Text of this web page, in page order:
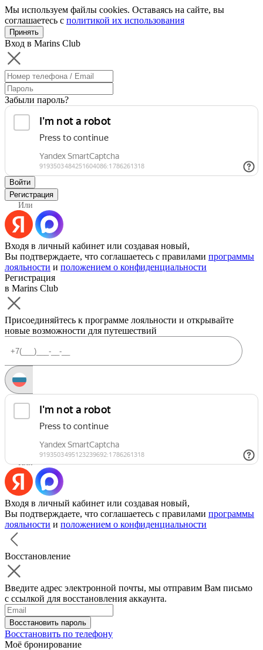
Мы используем файлы cookies. Оставаясь на сайте, вы
соглашаетесь с политикой их использования
Принять
Вход в Marins Club
Забыли пароль?
Войти
Регистрация
Или
Входя в личный кабинет или создавая новый,
Вы подтверждаете, что соглашаетесь с правилами программы
лояльности и положением о конфиденциальности
Регистрация
в Marins Club
Присоединяйтесь к программе лояльности и открывайте
новые возможности для путешествий
Запросить код
Уже есть аккаунт?Войти
Или
Входя в личный кабинет или создавая новый,
Вы подтверждаете, что соглашаетесь с правилами программы
лояльности и положением о конфиденциальности
Восстановление
Введите адрес электронной почты, мы отправим Вам письмо
с ссылкой для восстановления аккаунта.
Восстановить пароль
Восстановить по телефону
Моё бронирование